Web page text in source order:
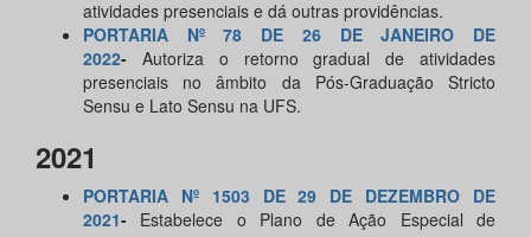
atividades presenciais e dá outras providências.
PORTARIA Nº 78 DE 26 DE JANEIRO DE
2022- Autoriza o retorno gradual de atividades
presenciais no âmbito da Pós-Graduação Stricto
Sensu e Lato Sensu na UFS.
2021
PORTARIA Nº 1503 DE 29 DE DEZEMBRO DE
2021- Estabelece o Plano de Ação Especial de